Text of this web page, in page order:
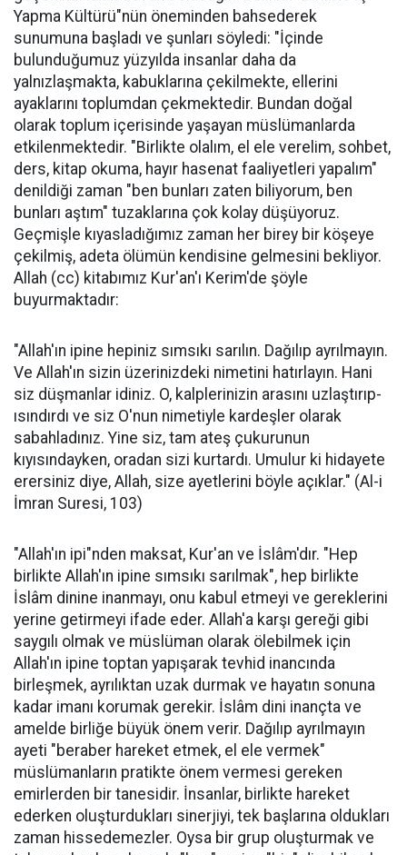
Yapma Kültürü"nün öneminden bahsederek
sunumuna başladı ve şunları söyledi: "İçinde
bulunduğumuz yüzyılda insanlar daha da
yalnızlaşmakta, kabuklarına çekilmekte, ellerini
ayaklarını toplumdan çekmektedir. Bundan doğal
olarak toplum içerisinde yaşayan müslümanlarda
etkilenmektedir. "Birlikte olalım, el ele verelim, sohbet,
ders, kitap okuma, hayır hasenat faaliyetleri yapalım"
denildiği zaman "ben bunları zaten biliyorum, ben
bunları aştım" tuzaklarına çok kolay düşüyoruz.
Geçmişle kıyasladığımız zaman her birey bir köşeye
çekilmiş, adeta ölümün kendisine gelmesini bekliyor.
Allah (cc) kitabımız Kur'an'ı Kerim'de şöyle
buyurmaktadır:
"Allah'ın ipine hepiniz sımsıkı sarılın. Dağılıp ayrılmayın.
Ve Allah'ın sizin üzerinizdeki nimetini hatırlayın. Hani
siz düşmanlar idiniz. O, kalplerinizin arasını uzlaştırıp-
ısındırdı ve siz O'nun nimetiyle kardeşler olarak
sabahladınız. Yine siz, tam ateş çukurunun
kıyısındayken, oradan sizi kurtardı. Umulur ki hidayete
erersiniz diye, Allah, size ayetlerini böyle açıklar." (Al-i
İmran Suresi, 103)
"Allah'ın ipi"nden maksat, Kur'an ve İslâm'dır. "Hep
birlikte Allah'ın ipine sımsıkı sarılmak", hep birlikte
İslâm dinine inanmayı, onu kabul etmeyi ve gereklerini
yerine getirmeyi ifade eder. Allah'a karşı gereği gibi
saygılı olmak ve müslüman olarak ölebilmek için
Allah'ın ipine toptan yapışarak tevhid inancında
birleşmek, ayrılıktan uzak durmak ve hayatın sonuna
kadar imanı korumak gerekir. İslâm dini inançta ve
amelde birliğe büyük önem verir. Dağılıp ayrılmayın
ayeti "beraber hareket etmek, el ele vermek"
müslümanların pratikte önem vermesi gereken
emirlerden bir tanesidir. İnsanlar, birlikte hareket
ederken oluşturdukları sinerjiyi, tek başlarına oldukları
zaman hissedemezler. Oysa bir grup oluşturmak ve